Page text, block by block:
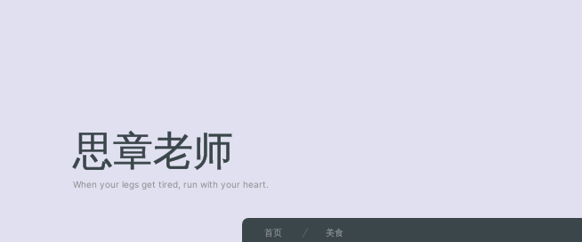
思章老师
When your legs get tired, run with your heart.
首页 美食